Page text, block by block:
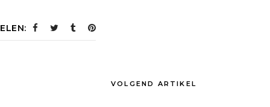
VOLGEND ARTIKEL